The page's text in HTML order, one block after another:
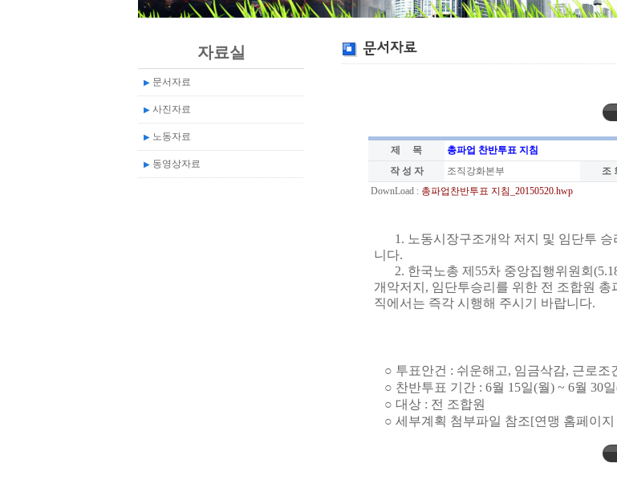
자료실
▶ 문서자료
▶ 사진자료
▶ 노동자료
▶ 동영상자료
제 목
총파업 찬반투표 지침
작 성 자
조직강화본부 조
DownLoad : 총파업찬반투표 지침_20150520.hwp
1. 노동시장구조개악 저지 및 임단투
니다.
2. 한국노총 제 55차 중앙집행위원회
개악저지 , 임단투승리를 위한 전 조합원
직에서는 즉각 시행해 주시기 바랍니다.
○ 투표안건 : 쉬운해고, 임금삭감, 근로조
○ 찬반투표 기간 : 6월 15일(월) ~ 6월 30일
○ 대상 : 전 조합원
○ 세부계획 첨부파일 참조[연맹 홈페이